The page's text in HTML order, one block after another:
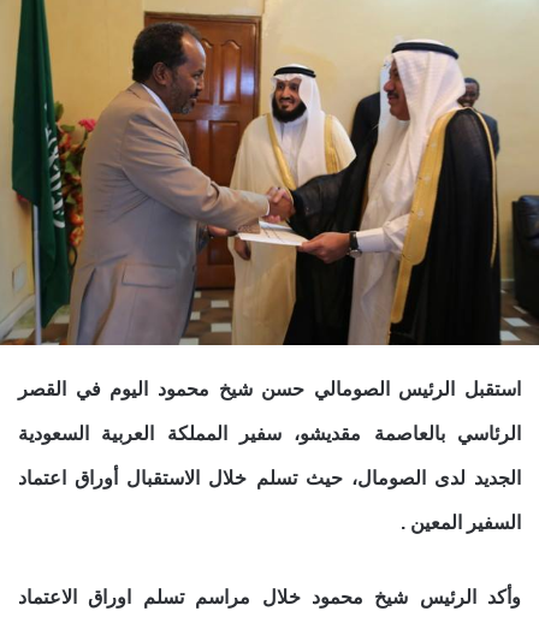
استقبل الرئيس الصومالي حسن شيخ محمود اليوم في القصر
الرئاسي بالعاصمة مقديشو، سفير المملكة العربية السعودية
الجديد لدى الصومال،حيث تسلم خلال الاستقبال أوراق اعتماد
السفير المعين .
وأكد الرئيس شيخ محمود خلال مراسم تسلم اوراق الاعتماد